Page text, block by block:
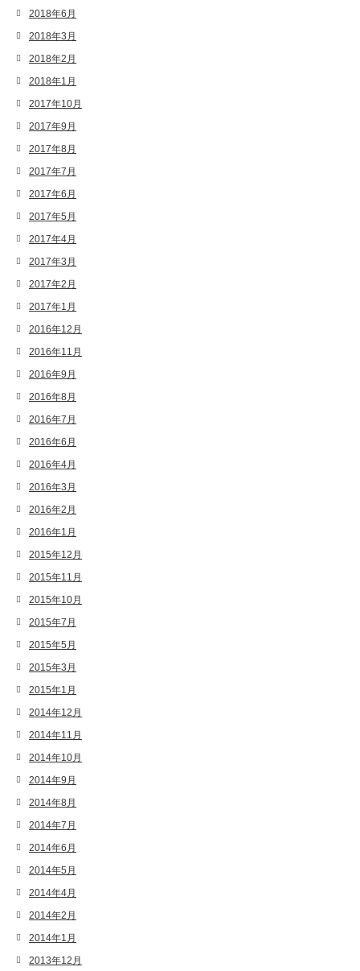
2018年6月
2018年3月
2018年2月
2018年1月
2017年10月
2017年9月
2017年8月
2017年7月
2017年6月
2017年5月
2017年4月
2017年3月
2017年2月
2017年1月
2016年12月
2016年11月
2016年9月
2016年8月
2016年7月
2016年6月
2016年4月
2016年3月
2016年2月
2016年1月
2015年12月
2015年11月
2015年10月
2015年7月
2015年5月
2015年3月
2015年1月
2014年12月
2014年11月
2014年10月
2014年9月
2014年8月
2014年7月
2014年6月
2014年5月
2014年4月
2014年2月
2014年1月
2013年12月